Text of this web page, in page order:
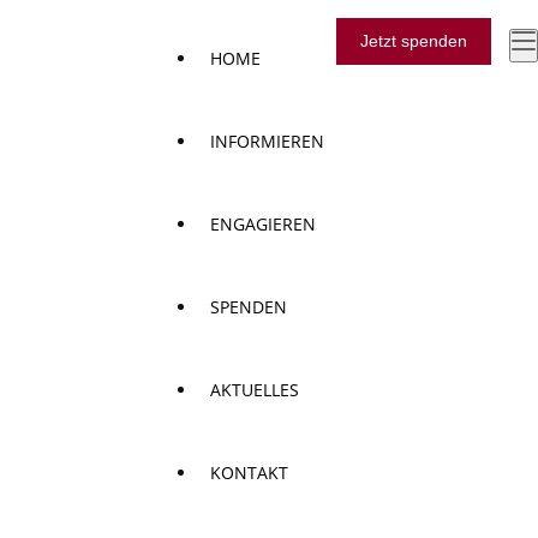
Jetzt spenden
HOME
INFORMIEREN
ENGAGIEREN
SPENDEN
AKTUELLES
KONTAKT